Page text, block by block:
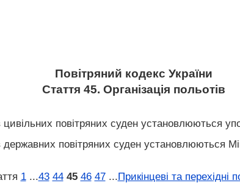
Повітряний кодекс України
Стаття 45. Організація польотів
цивільних повітряних суден установлюються
державних повітряних суден установлюються
1 ...43 44 45 46 47 ...Прикінцеві та перехідні